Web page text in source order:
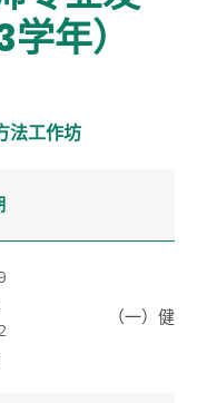
年）
法工作坊
（一）健